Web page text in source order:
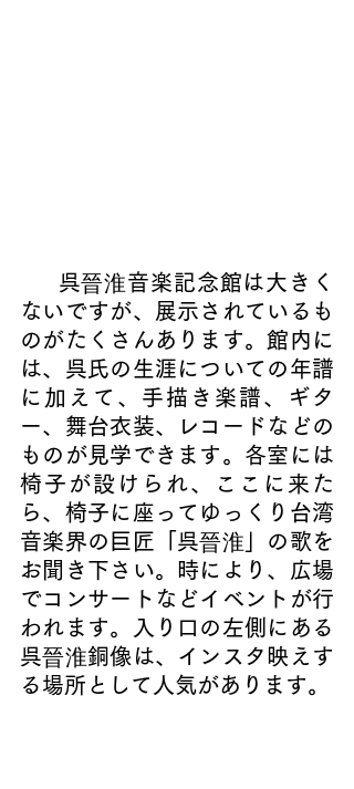
呉晉淮音楽記念館は大きく
ないですが、展示されているも
のがたくさんあります。館内に
は、呉氏の生涯についての年譜
に加えて、手描き楽譜、ギタ
ー、舞台衣装、レコードなどの
ものが見学できます。各室には
椅子が設けられ、ここに来た
ら、椅子に座ってゆっくり台湾
音楽界の巨匠「呉晉淮 」の歌を
お聞き下さい。時により、広場
でコンサートなどイベントが行
われます。入り口の左側にある
呉晉淮銅像は、インスタ映えす
る場所として人気があります。